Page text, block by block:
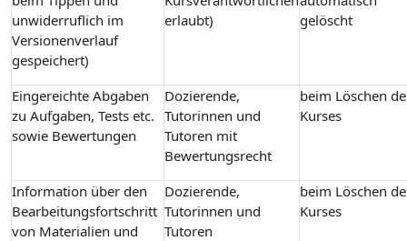
unwiderruflich im
Versionenverlauf
gespeichert)
erlaubt)
gelöscht
Eingereichte Abgaben
zu Aufgaben, Tests etc.
sowie Bewertungen
Dozierende,
Tutorinnen und
Tutoren mit
Bewertungsrecht
beim Löschen
Kurses
Information über den
Bearbeitungsfortschritt
von Materialien und
Dozierende,
Tutorinnen und
Tutoren
beim Löschen
Kurses